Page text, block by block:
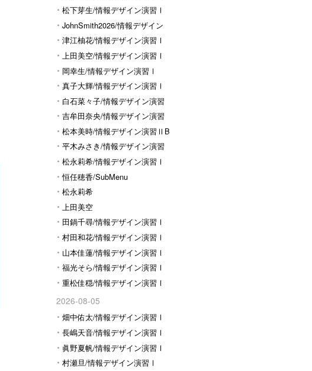
松下芽生/情報デザイン演習Ⅰ
JohnSmith2026/情報デザイン
演習I
津江柚花/情報デザイン演習Ⅰ
上田美空/情報デザイン演習Ⅰ
岡幸生/情報デザイン演習Ⅰ
真子大輝/情報デザイン演習Ⅰ
白石菜々子/情報デザイン演習
Ⅰ 吉牟田奈央/情報デザイン演習
Ⅰ 松本美時/情報デザイン演習ⅡB
平木みさき/情報デザイン演習
Ⅰ 松永莉希/情報デザイン演習Ⅰ
恒任穂香/SubMenu
松永莉希
上田美空
田鍋千尋/情報デザイン演習Ⅰ
村田和花/情報デザイン演習Ⅰ
山本佳蓮/情報デザイン演習Ⅰ
福光そら/情報デザイン演習Ⅰ
重松佳穏/情報デザイン演習Ⅰ
2026-08-05
畑中佑太/情報デザイン演習Ⅰ
長嶋天音/情報デザイン演習Ⅰ
眞野夏帆/情報デザイン演習Ⅰ
村瀬旦/情報デザイン演習Ⅰ